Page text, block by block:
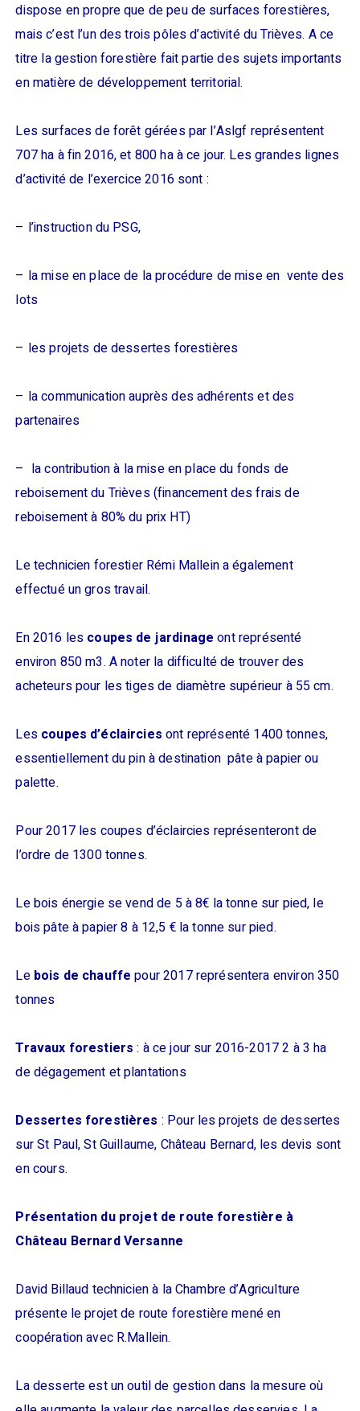
dispose en propre que de peu de surfaces forestières,
mais c’est l’un des trois pôles d’activité du Trièves. A ce
titre la gestion forestière fait partie des sujets importants
en matière de développement territorial.
Les surfaces de forêt gérées par l’Aslgf représentent
707 ha à fin 2016, et 800 ha à ce jour. Les grandes lignes
d’activité de l’exercice 2016 sont :
– l’instruction du PSG,
– la mise en place de la procédure de mise en vente des
lots
– les projets de dessertes forestières
– la communication auprès des adhérents et des
partenaires
– la contribution à la mise en place du fonds de
reboisement du Trièves (financement des frais de
reboisement à 80% du prix HT)
Le technicien forestier Rémi Mallein a également
effectué un gros travail.
En 2016 les coupes de jardinage ont représenté
environ 850 m3. A noter la difficulté de trouver des
acheteurs pour les tiges de diamètre supérieur à 55 cm.
Les coupes d’éclaircies ont représenté 1400 tonnes,
essentiellement du pin à destination pâte à papier ou
palette.
Pour 2017 les coupes d’éclaircies représenteront de
l’ordre de 1300 tonnes.
Le bois énergie se vend de 5 à 8€ la tonne sur pied, le
bois pâte à papier 8 à 12,5 € la tonne sur pied.
Le bois de chauffe pour 2017 représentera environ 350
tonnes
Travaux forestiers : à ce jour sur 2016-2017 2 à 3 ha
de dégagement et plantations
Dessertes forestières : Pour les projets de dessertes
sur St Paul, St Guillaume, Château Bernard, les devis sont
en cours.
Présentation du projet de route forestière à
Château Bernard Versanne
David Billaud technicien à la Chambre d’Agriculture
présente le projet de route forestière mené en
coopération avec R.Mallein.
La desserte est un outil de gestion dans la mesure où